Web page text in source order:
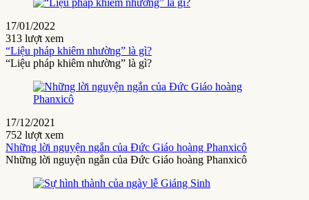
17/01/2022
313 lượt xem
“Liệu pháp khiêm nhường” là gì?
“Liệu pháp khiêm nhường” là gì?
17/12/2021
752 lượt xem
Những lời nguyện ngắn của Đức Giáo hoàng Phanxicô
Những lời nguyện ngắn của Đức Giáo hoàng Phanxicô